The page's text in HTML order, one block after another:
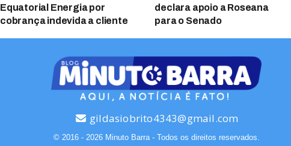
Equatorial Energia por
cobrança indevida a cliente
declara apoio a Roseana
para o Senado
gildasiobrito4343@gmail.com
© 2016 - 2026 Minuto Barra - Todos os direitos reservados.